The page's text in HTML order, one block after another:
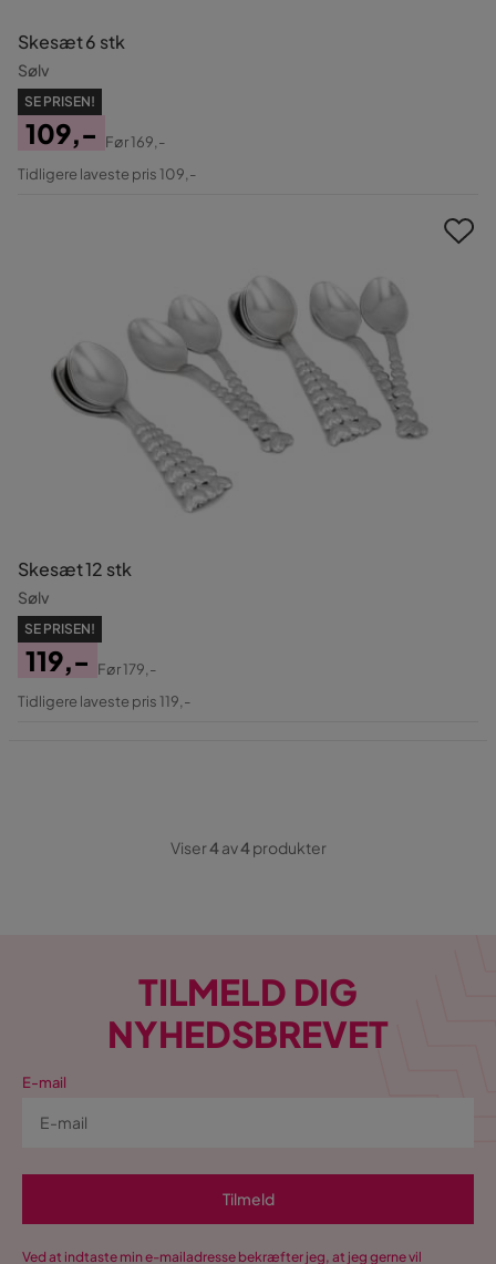
Skesæt 6 stk
Sølv
SE PRISEN!
Pris
109,-
Original
Før169,-
Tidligere laveste pris 109,-
Skesæt 12 stk
Sølv
SE PRISEN!
Pris
119,-
Original
Før179,-
Tidligere laveste pris 119,-
Viser4av4produkter
TILMELD DIG
NYHEDSBREVET
E-mail
Tilmeld
Ved at indtaste min e-mailadresse bekræfter jeg, at jeg gerne vil